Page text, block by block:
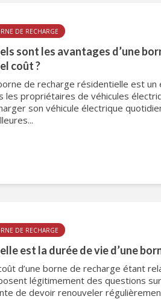
DE RECHARGE
sont les avantages d’une
coût ?
de recharge résidentielle est un
les propriétaires de véhicules
son véhicule électrique
DE RECHARGE
est la durée de vie d’une
d’une borne de recharge étant
légitimement des questions
de devoir renouveler régulièrement